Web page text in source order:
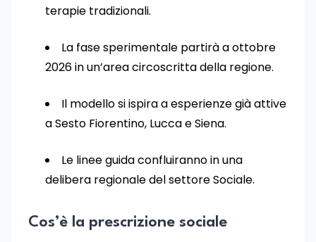
terapie tradizionali.
La fase sperimentale partirà a ottobre
2026 in un’area circoscritta della regione.
Il modello si ispira a esperienze già attive
a Sesto Fiorentino, Lucca e Siena.
Le linee guida confluiranno in una
delibera regionale del settore Sociale.
Cos’è la prescrizione sociale